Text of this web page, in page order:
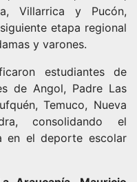
Villarrica y Pucón,
etapa regional
y varones.
estudiantes de
de Angol, Padre Las
Temuco, Nueva
consolidando el
en el deporte escolar